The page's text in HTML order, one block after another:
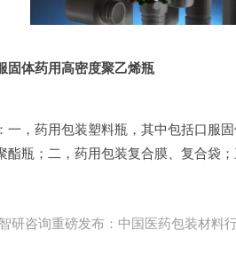
固体药用高密度聚乙烯瓶
一，药用包装塑料瓶，其中包括口服
酯瓶；二，药用包装复合膜、复合袋
研咨询重磅发布：中国医药包装材料